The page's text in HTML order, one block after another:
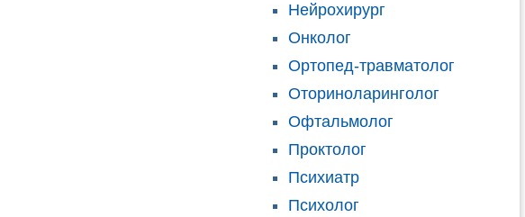
Нейрохирург
Онколог
Ортопед-травматолог
Оториноларинголог
Офтальмолог
Проктолог
Психиатр
Психолог